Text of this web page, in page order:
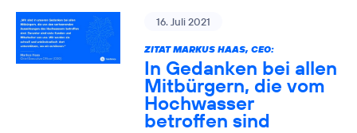
16. Juli 2021
ZITAT MARKUS HAAS, CEO:
In Gedanken bei allen
Mitbürgern, die vom
Hochwasser
betroffen sind